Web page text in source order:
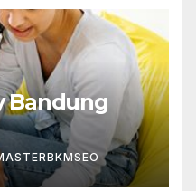
Bandung